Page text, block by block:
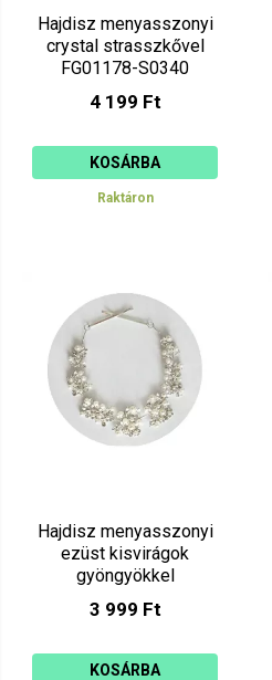
Hajdisz menyasszonyi
crystal strasszkővel
FG01178-S0340
4 199 Ft
KOSÁRBA
Raktáron
Hajdisz menyasszonyi
ezüst kisvirágok
gyöngyökkel
3 999 Ft
KOSÁRBA